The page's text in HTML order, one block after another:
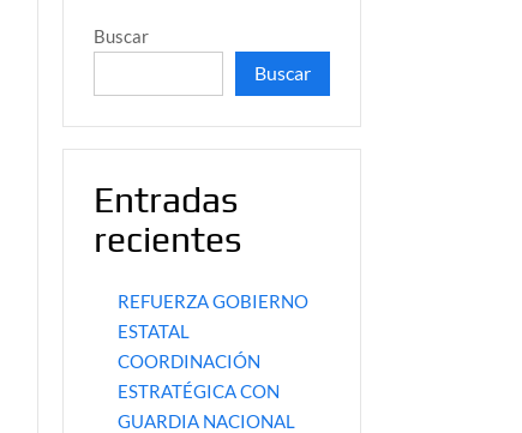
Buscar
Buscar
Entradas
recientes
REFUERZA GOBIERNO
ESTATAL
COORDINACIÓN
ESTRATÉGICA CON
GUARDIA NACIONAL